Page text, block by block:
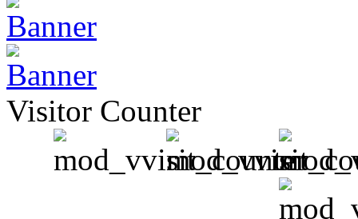
Visitor Counter